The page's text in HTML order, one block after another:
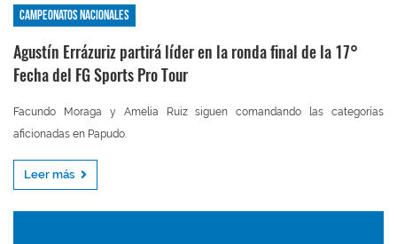
Campeonatos nacionales
Agustín Errázuriz partirá líder en la ronda final de la 17°
Fecha del FG Sports Pro Tour
Facundo Moraga y Amelia Ruiz siguen comandando las categorías
aficionadas en Papudo.
Leer más